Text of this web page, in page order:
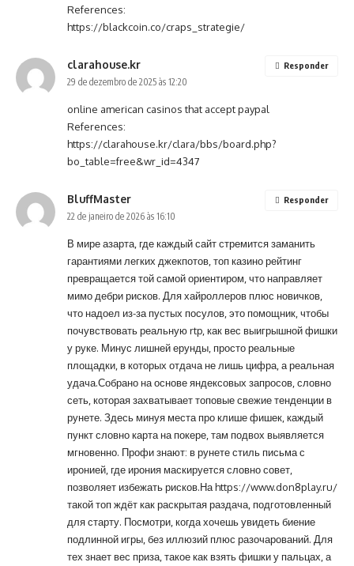
References:
https://blackcoin.co/craps_strategie/
clarahouse.kr
29 de dezembro de 2025 às 12:20
online american casinos that accept paypal
References:
https://clarahouse.kr/clara/bbs/board.php?
bo_table=free&wr_id=4347
Responder
BluffMaster
22 de janeiro de 2026 às 16:10
В мире азарта, где каждый сайт стремится заманить
гарантиями легких джекпотов, топ казино рейтинг
превращается той самой ориентиром, что направляет
мимо дебри рисков. Для хайроллеров плюс новичков,
что надоел из-за пустых посулов, это помощник, чтобы
почувствовать реальную rtp, как вес выигрышной фишки
у руке. Минус лишней ерунды, просто реальные
площадки, в которых отдача не лишь цифра, а реальная
удача.Собрано на основе яндексовых запросов, словно
сеть, которая захватывает топовые свежие тенденции в
рунете. Здесь минуя места про клише фишек, каждый
пункт словно карта на покере, там подвох выявляется
мгновенно. Профи знают: в рунете стиль письма с
иронией, где ирония маскируется словно совет,
позволяет избежать рисков.Наhttps://www.don8play.ru/
такой топ ждёт как раскрытая раздача, подготовленный
для старту. Посмотри, когда хочешь увидеть биение
подлинной игры, без иллюзий плюс разочарований. Для
тех знает вес приза, такое как взять фишки у пальцах, а
Responder